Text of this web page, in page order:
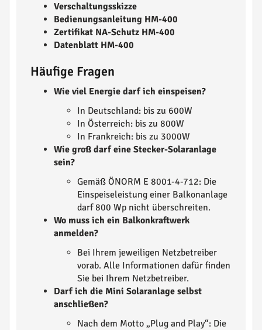
Verschaltungsskizze
Bedienungsanleitung HM-400
Zertifikat NA-Schutz HM-400
Datenblatt HM-400
Häufige Fragen
Wie viel Energie darf ich einspeisen?
In Deutschland: bis zu 600W
In Österreich: bis zu 800W
In Frankreich: bis zu 3000W
Wie groß darf eine Stecker-Solaranlage
sein?
Gemäß ÖNORM E 8001-4-712: Die
Einspeiseleistung einer Balkonanlage
darf 800 Wp nicht überschreiten.
Wo muss ich ein Balkonkraftwerk
anmelden?
Bei Ihrem jeweiligen Netzbetreiber
vorab. Alle Informationen dafür finden
Sie bei Ihrem Netzbetreiber.
Darf ich die Mini Solaranlage selbst
anschließen?
Nach dem Motto „Plug and Play“: Die